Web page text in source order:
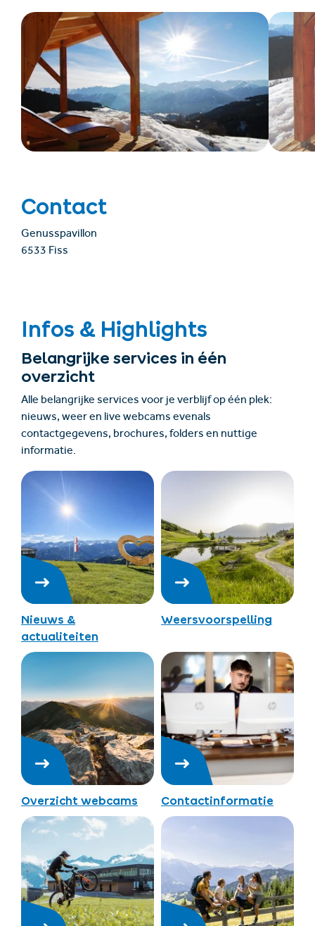
Contact
Genusspavillon
6533 Fiss
Infos & Highlights
Belangrijke services in één
overzicht
Alle belangrijke services voor je verblijf op één plek:
nieuws, weer en live webcams evenals
contactgegevens, brochures, folders en nuttige
informatie.
Nieuws &
actualiteiten
Weersvoorspelling
Overzicht webcams Contactinformatie